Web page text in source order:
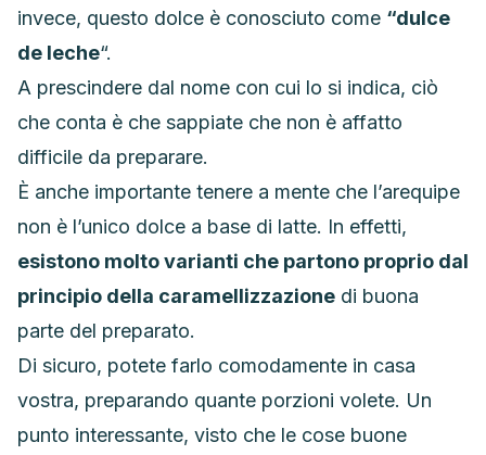
invece, questo dolce è conosciuto come “dulce
de leche“.
A prescindere dal nome con cui lo si indica, ciò
che conta è che sappiate che non è affatto
difficile da preparare.
È anche importante tenere a mente che l’arequipe
non è l’unico dolce a base di latte. In effetti,
esistono molto varianti che partono proprio dal
principio della caramellizzazione di buona
parte del preparato.
Di sicuro, potete farlo comodamente in casa
vostra, preparando quante porzioni volete. Un
punto interessante, visto che le cose buone